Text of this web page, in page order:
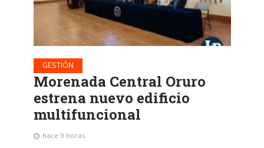
GESTIÓN
Morenada Central Oruro
estrena nuevo edificio
multifuncional
hace 9 horas